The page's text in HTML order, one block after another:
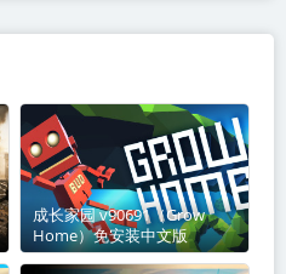
成长家园 v90691（Grow
Home）免安装中文版